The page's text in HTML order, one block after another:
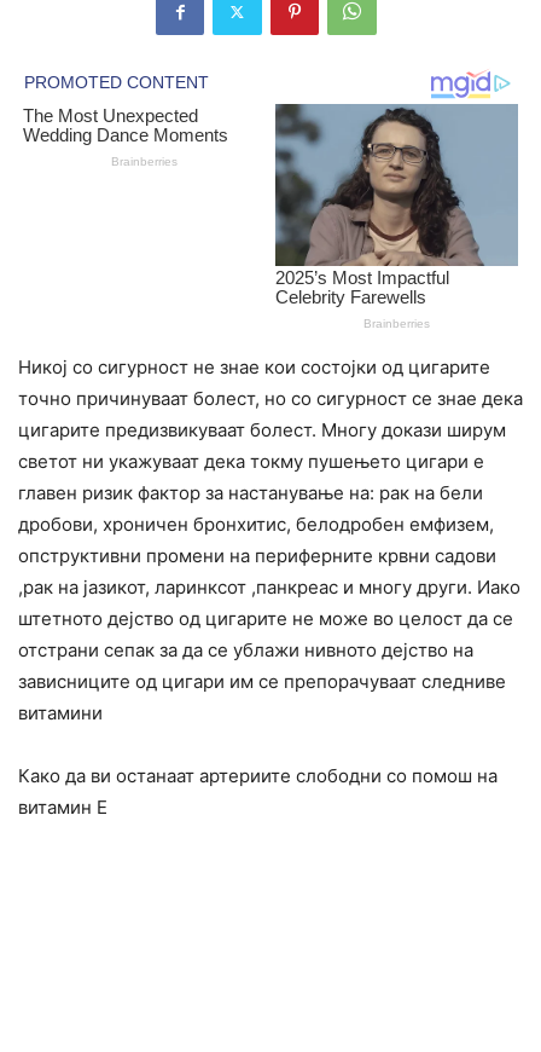
Никој со сигурност не знае кои состојки од цигарите
точно причинуваат болест, но со сигурност се знае дека
цигарите предизвикуваат болест. Многу докази ширум
светот ни укажуваат дека токму пушењето цигари е
главен ризик фактор за настанување на: рак на бели
дробови, хроничен бронхитис, белодробен емфизем,
опструктивни промени на периферните крвни садови
,рак на јазикот, ларинксот ,панкреас и многу други. Иако
штетното дејство од цигарите не може во целост да се
отстрани сепак за да се ублажи нивното дејство на
зависниците од цигари им се препорачуваат следниве
витамини
Како да ви останаат артериите слободни со помош на
витамин Е